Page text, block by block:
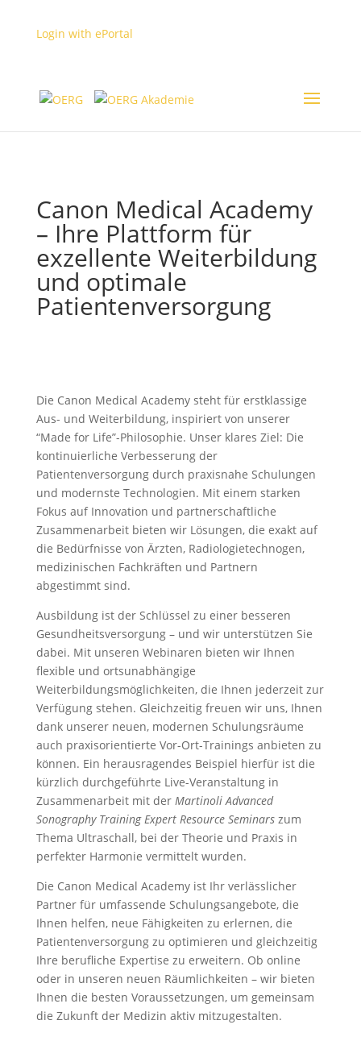
MyUserArea
Login with ePortal
Canon Medical Academy
– Ihre Plattform für
exzellente Weiterbildung
und optimale
Patientenversorgung
Die Canon Medical Academy steht für erstklassige
Aus- und Weiterbildung, inspiriert von unserer
“Made for Life”-Philosophie. Unser klares Ziel: Die
kontinuierliche Verbesserung der
Patientenversorgung durch praxisnahe Schulungen
und modernste Technologien. Mit einem starken
Fokus auf Innovation und partnerschaftliche
Zusammenarbeit bieten wir Lösungen, die exakt auf
die Bedürfnisse von Ärzten, Radiologietechnogen,
medizinischen Fachkräften und Partnern
abgestimmt sind.
Ausbildung ist der Schlüssel zu einer besseren
Gesundheitsversorgung – und wir unterstützen Sie
dabei. Mit unseren Webinaren bieten wir Ihnen
flexible und ortsunabhängige
Weiterbildungsmöglichkeiten, die Ihnen jederzeit zur
Verfügung stehen. Gleichzeitig freuen wir uns, Ihnen
dank unserer neuen, modernen Schulungsräume
auch praxisorientierte Vor-Ort-Trainings anbieten zu
können. Ein herausragendes Beispiel hierfür ist die
kürzlich durchgeführte Live-Veranstaltung in
Zusammenarbeit mit der Martinoli Advanced
Sonography Training Expert Resource Seminarszum
Thema Ultraschall, bei der Theorie und Praxis in
perfekter Harmonie vermittelt wurden.
Die Canon Medical Academy ist Ihr verlässlicher
Partner für umfassende Schulungsangebote, die
Ihnen helfen, neue Fähigkeiten zu erlernen, die
Patientenversorgung zu optimieren und gleichzeitig
Ihre berufliche Expertise zu erweitern. Ob online
oder in unseren neuen Räumlichkeiten – wir bieten
Ihnen die besten Voraussetzungen, um gemeinsam
die Zukunft der Medizin aktiv mitzugestalten.